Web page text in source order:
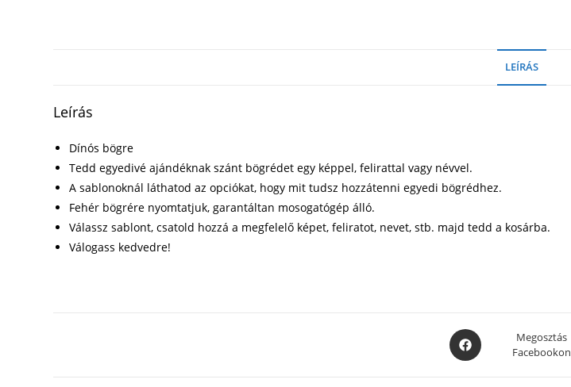
LEÍRÁS
Leírás
Dínós bögre
Tedd egyedivé ajándéknak szánt bögrédet egy képpel, felirattal vagy névvel.
A sablonoknál láthatod az opciókat, hogy mit tudsz hozzátenni egyedi bögrédhez.
Fehér bögrére nyomtatjuk, garantáltan mosogatógép álló.
Válassz sablont, csatold hozzá a megfelelő képet, feliratot, nevet, stb. majd tedd a kosárba.
Válogass kedvedre!
Opens
in
Megosztás
Facebookon